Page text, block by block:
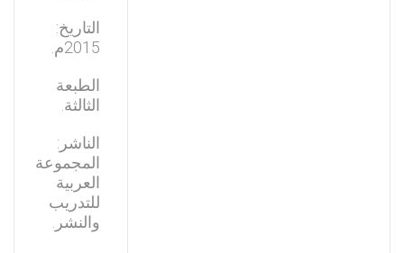
التاريخ:
2015م.
الطبعة
الثالثة.
الناشر:
المجموعة
العربية
للتدريب
والنشر.